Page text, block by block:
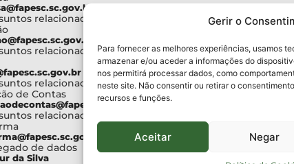
Gerir o
Para fornecer as melhores experiências, usamos
armazenar e/ou aceder a informações do
nos permitirá processar dados, como
neste site. Não consentir ou retirar o
recursos e funções.
Aceitar Negar
relacionados à
relacionados à
relacionados à
de Contas
relacionados à
de dados
da Silva